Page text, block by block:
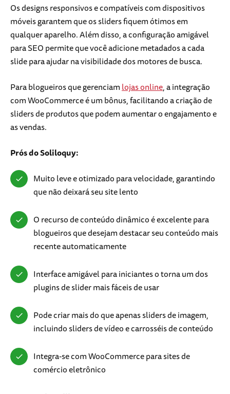
Os designs responsivos e compatíveis com dispositivos
móveis garantem que os sliders fiquem ótimos em
qualquer aparelho. Além disso, a configuração amigável
para SEO permite que você adicione metadados a cada
slide para ajudar na visibilidade dos motores de busca.
Para blogueiros que gerenciamlojas online, a integração
com WooCommerce é um bônus, facilitando a criação de
sliders de produtos que podem aumentar o engajamento e
as vendas.
Prós do Soliloquy:
Muito leve e otimizado para velocidade, garantindo
que não deixará seu site lento
O recurso de conteúdo dinâmico é excelente para
blogueiros que desejam destacar seu conteúdo mais
recente automaticamente
Interface amigável para iniciantes o torna um dos
plugins de slider mais fáceis de usar
Pode criar mais do que apenas sliders de imagem,
incluindo sliders de vídeo e carrosséis de conteúdo
Integra-se com WooCommerce para sites de
comércio eletrônico